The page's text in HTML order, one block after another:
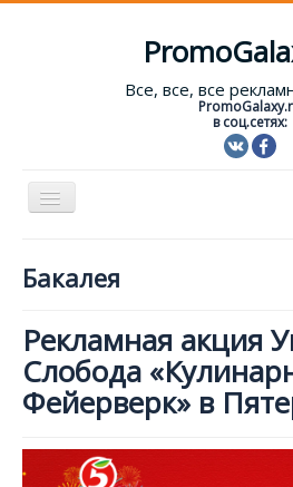
Все, все, все
в соц.сетях:
Включить/
Форум
Помощь
Бакалея
Рекламная акция
Слобода
Фейерверк» в